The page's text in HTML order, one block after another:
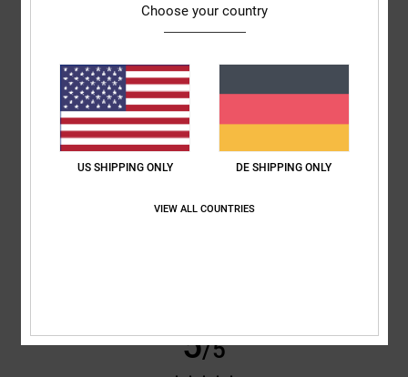
Gut, schön und günstig.
5 /5
5/5
Choose your country
US SHIPPING ONLY DE SHIPPING ONLY
VIEW ALL COUNTRIES